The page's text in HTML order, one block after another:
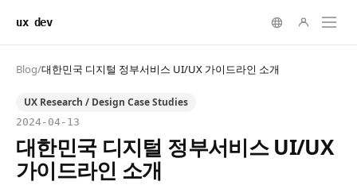
ux dev
Blog/대한민국 디지털 정부서비스 UI/UX 가이드라인 소개
UX Research / Design Case Studies
2024-04-13
대한민국 디지털 정부서비스 UI/UX
가이드라인 소개